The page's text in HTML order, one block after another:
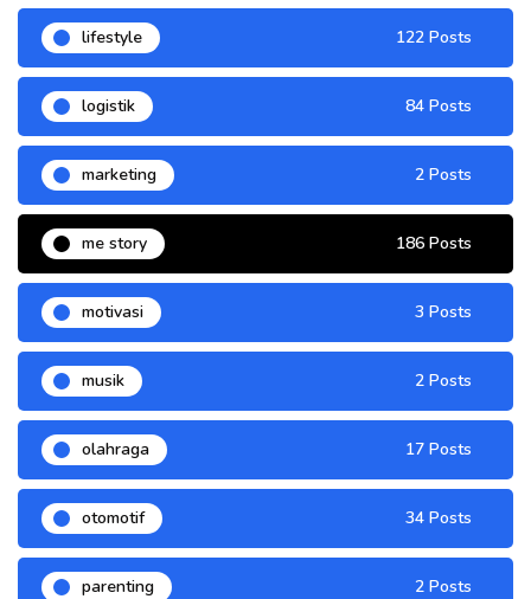
lifestyle 122 Posts
logistik 84 Posts
marketing 2 Posts
me story 186 Posts
motivasi 3 Posts
musik 2 Posts
olahraga 17 Posts
otomotif 34 Posts
parenting 2 Posts